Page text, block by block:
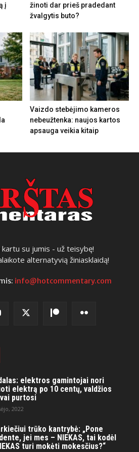
į
žinoti dar prieš pradedant
žvalgytis buto?
Vaizdo stebėjimo kameros
nebeužtenka: naujos kartos
apsauga veikia kitaip
kartu su jumis - už teisybę!
alternatyvią žiniasklaidą!
info@hotcommentary.com
elektros gamintojai nori
elektrą po 10 centų, valdžios
purtosi
2022
trūko kantrybė: „Pone
jei mes – NIEKAS, tai kodėl
turi mokėti mokesčius?“